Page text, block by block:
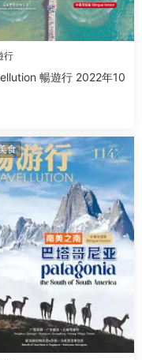
行
暢遊行 2022年10
食